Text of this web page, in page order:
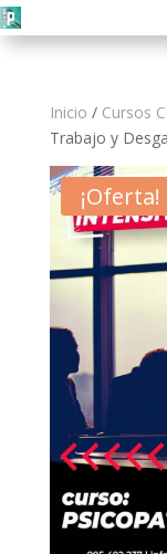
Inicio / Cursos
Trabajo y
¡Oferta!